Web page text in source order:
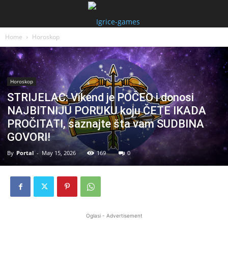
Home Horoskop
Horoskop
STRIJELAC: Vikend je POČEO i donosi
NAJBITNIJU PORUKU koju ČETE IKADA
PROČITATI, saznajte šta vam SUDBINA
GOVORI!
By Portal - May 15, 2026 169 0
Oglasi - Advertisement